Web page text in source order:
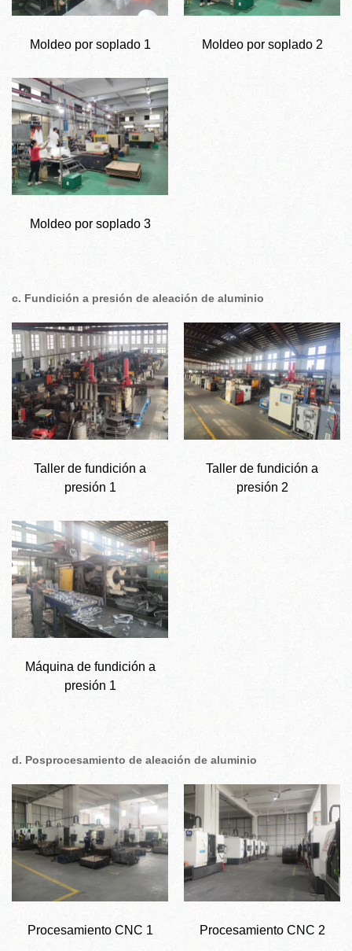
Moldeo por soplado 1 Moldeo por soplado 2
Moldeo por soplado 3
c. Fundición a presión de aleación de aluminio
Taller de fundición a
presión 1
Taller de fundición a
presión 2
Máquina de fundición a
presión 1
d. Posprocesamiento de aleación de aluminio
Procesamiento CNC 1 Procesamiento CNC 2